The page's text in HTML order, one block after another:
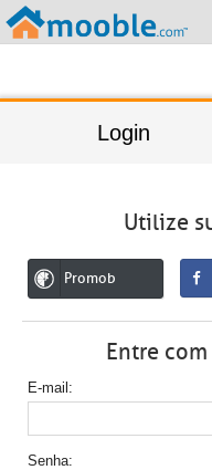
Login
Utilize
Promob
Entre
E-mail
Senha